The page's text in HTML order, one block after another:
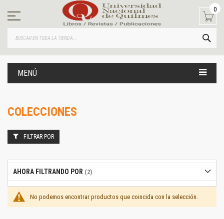
contenido
0
MENÚ
COLECCIONES
No podemos encontrar productos que coincida con la selección.
FILTRAR POR
AHORA FILTRANDO POR